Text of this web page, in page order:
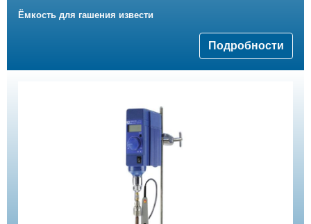
Ёмкость для гашения извести
Подробности